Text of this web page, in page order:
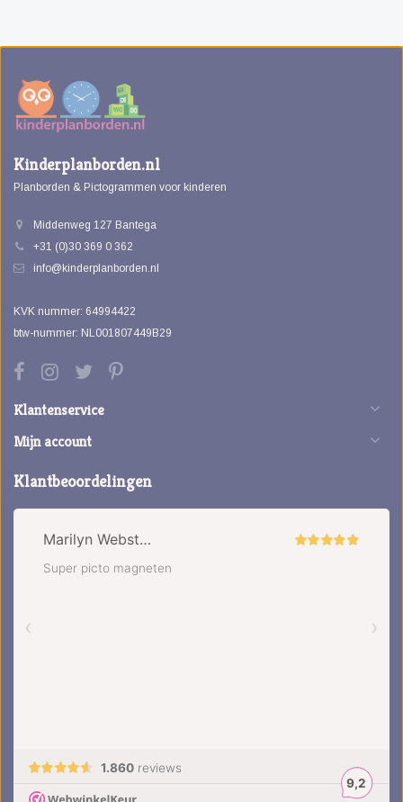
Kinderplanborden.nl
Planborden & Pictogrammen voor kinderen
Middenweg 127 Bantega
+31 (0)30 369 0 362
info@kinderplanborden.nl
KVK nummer: 64994422
btw-nummer: NL001807449B29
Klantenservice
Mijn account
Klantbeoordelingen